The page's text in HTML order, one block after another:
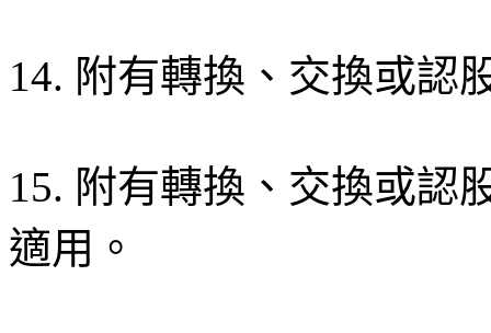
14. 附有轉換、交換或認
15. 附有轉換、交換或認
適用。